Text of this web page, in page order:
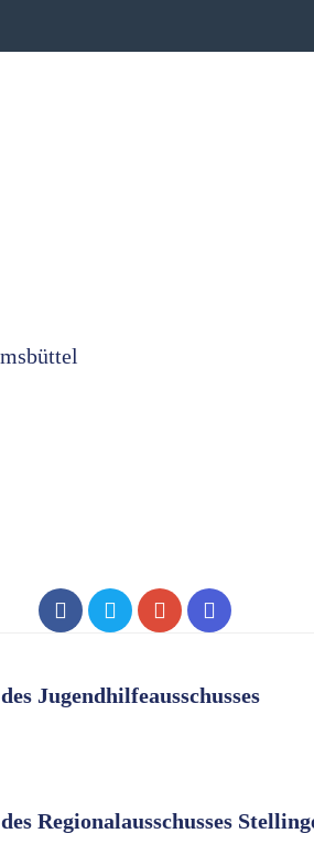
Jugendhilfeausschusses
Regionalausschusses